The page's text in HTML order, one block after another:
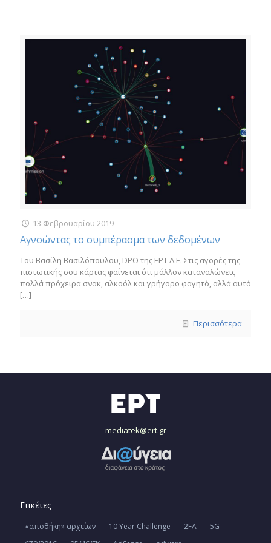
13 Φεβρουαρίου 2019
Αγνοώντας το συμπέρασμα των δεδομένων
Του Βασίλη Βασιλόπουλου, DPO της ΕΡΤ Α.Ε. Στις αγορές της
πιστωτικής σου κάρτας φαίνεται ότι μάλλον καταναλώνεις
πολλά πρόχειρα σνακ, αλκοόλ και γρήγορο φαγητό, αλλά αυτό
[…]
Περισσότερα
mediatek@ert.gr
Ετικέτες
«αποθήκη» αρχείων 10 Year Challenge 2FA
5G